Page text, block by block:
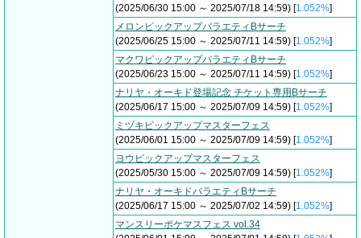
(2025/06/30 15:00 ～ 2025/07/18 14:59) [1.052%]
メロンピックアップバラエティBサーチ
(2025/06/25 15:00 ～ 2025/07/11 14:59) [1.052%]
マクワピックアップバラエティBサーチ
(2025/06/23 15:00 ～ 2025/07/11 14:59) [1.052%]
ナリヤ・オーキド登場記念 チケット専用Bサーチ
(2025/06/17 15:00 ～ 2025/07/09 14:59) [1.052%]
ミヅキピックアップマスターフェス
(2025/06/01 15:00 ～ 2025/07/09 14:59) [1.052%]
ヨウピックアップマスターフェス
(2025/05/30 15:00 ～ 2025/07/09 14:59) [1.052%]
ナリヤ・オーキドバラエティBサーチ
(2025/06/17 15:00 ～ 2025/07/02 14:59) [1.052%]
マンスリーポケマスフェス vol.34